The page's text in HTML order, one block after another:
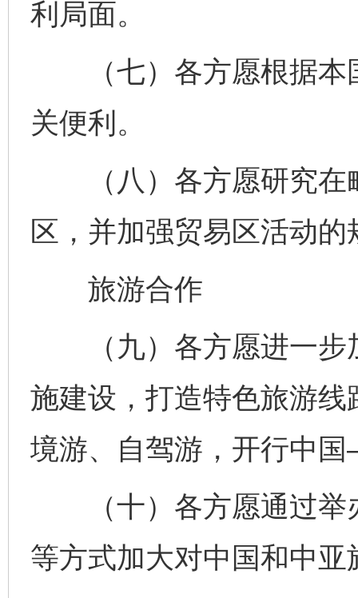
利局面。
（七）各方愿根据本
关便利。
（八）各方愿研究在
区，并加强贸易区活动
旅游合作
（九）各方愿进一步
施建设，打造特色旅游
境游、自驾游，开行中
（十）各方愿通过举
等方式加大对中国和中